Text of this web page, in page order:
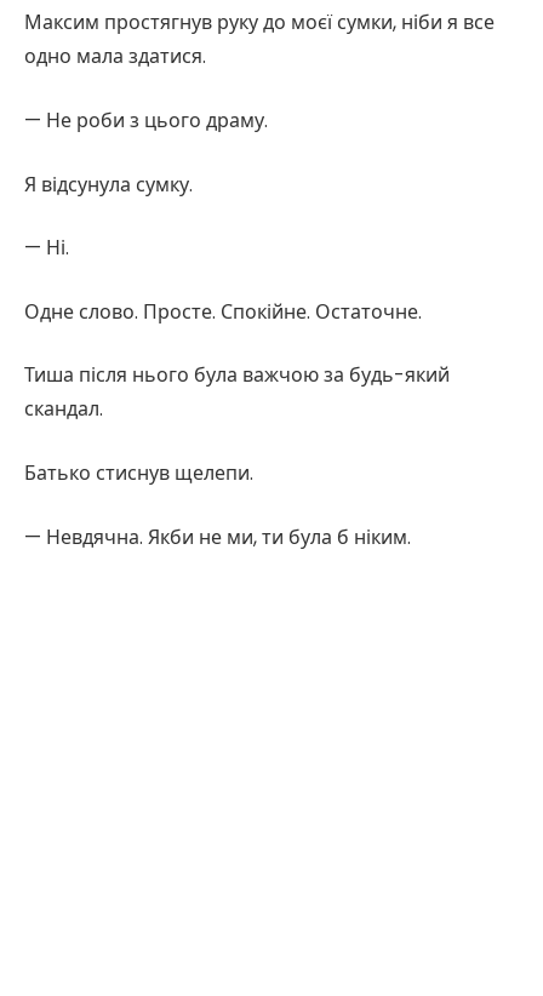
Максим простягнув руку до моєї сумки, ніби я все
одно мала здатися.
— Не роби з цього драму.
Я відсунула сумку.
— Ні.
Одне слово. Просте. Спокійне. Остаточне.
Тиша після нього була важчою за будь-який
скандал.
Батько стиснув щелепи.
— Невдячна. Якби не ми, ти була б ніким.